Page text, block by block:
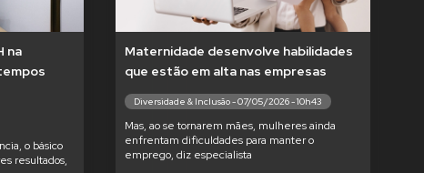
na
o básico
resultados,
Maternidade desenvolve habilidades
que estão em alta nas empresas
Diversidade & Inclusão - 07/05/2026 - 10h43
Mas, ao se tornarem mães, mulheres ainda
enfrentam dificuldades para manter o
emprego, diz especialista